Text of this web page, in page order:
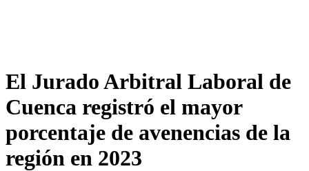
El Jurado Arbitral Laboral de
Cuenca registró el mayor
porcentaje de avenencias de la
región en 2023